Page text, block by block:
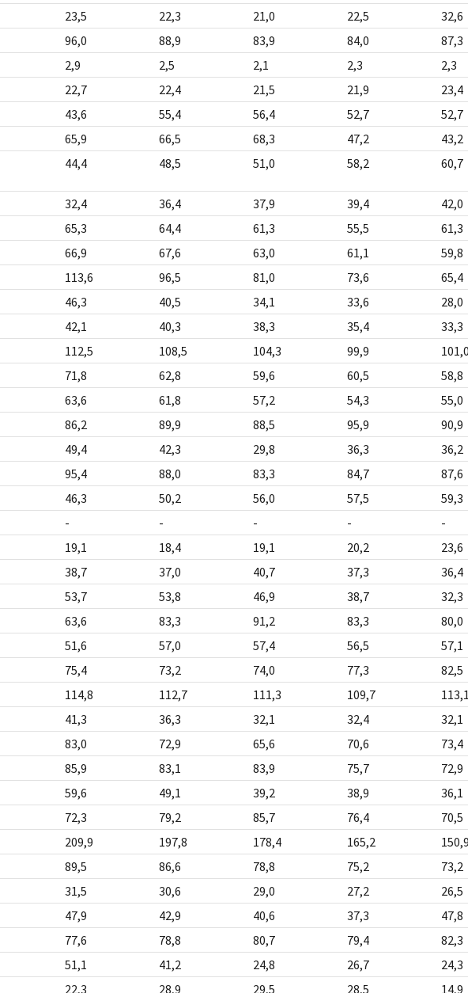
23,5 22,3 21,0 22,5 32,6
96,0 88,9 83,9 84,0 87,3
2,9 2,5 2,1 2,3 2,3
22,7 22,4 21,5 21,9 23,4
43,6 55,4 56,4 52,7 52,7
65,9 66,5 68,3 47,2 43,2
44,4 48,5 51,0 58,2 60,7
32,4 36,4 37,9 39,4 42,0
65,3 64,4 61,3 55,5 61,3
66,9 67,6 63,0 61,1 59,8
113,6 96,5 81,0 73,6 65,4
46,3 40,5 34,1 33,6 28,0
42,1 40,3 38,3 35,4 33,3
112,5 108,5 104,3 99,9 101,0
71,8 62,8 59,6 60,5 58,8
63,6 61,8 57,2 54,3 55,0
86,2 89,9 88,5 95,9 90,9
49,4 42,3 29,8 36,3 36,2
95,4 88,0 83,3 84,7 87,6
46,3 50,2 56,0 57,5 59,3
- - - - -
19,1 18,4 19,1 20,2 23,6
38,7 37,0 40,7 37,3 36,4
53,7 53,8 46,9 38,7 32,3
63,6 83,3 91,2 83,3 80,0
51,6 57,0 57,4 56,5 57,1
75,4 73,2 74,0 77,3 82,5
114,8 112,7 111,3 109,7 113,1
41,3 36,3 32,1 32,4 32,1
83,0 72,9 65,6 70,6 73,4
85,9 83,1 83,9 75,7 72,9
59,6 49,1 39,2 38,9 36,1
72,3 79,2 85,7 76,4 70,5
209,9 197,8 178,4 165,2 150,9
89,5 86,6 78,8 75,2 73,2
31,5 30,6 29,0 27,2 26,5
47,9 42,9 40,6 37,3 47,8
77,6 78,8 80,7 79,4 82,3
51,1 41,2 24,8 26,7 24,3
22,3 28,9 29,5 28,5 14,9